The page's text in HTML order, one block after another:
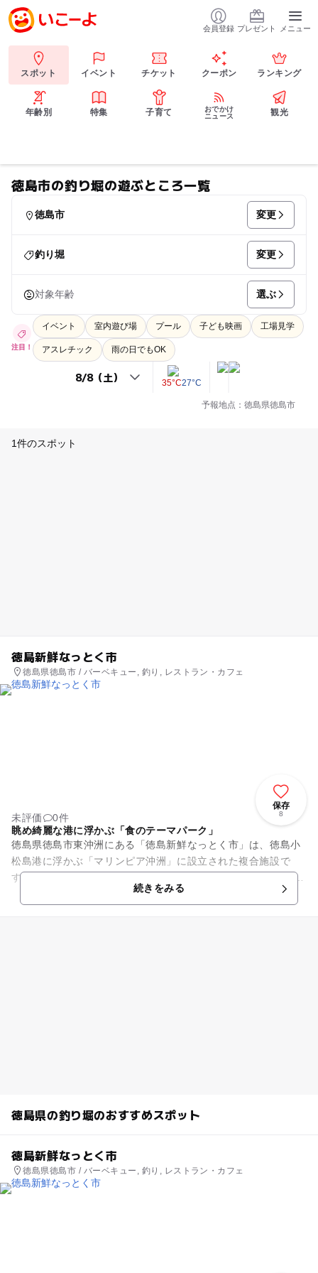
会員登録 プレゼント メニュー
スポット イベント チケット クーポン ランキング
年齢別 特集 子育て
おでかけ
ニュース
観光
徳島市の釣り堀の遊ぶところ一覧
徳島市 変更
釣り堀 変更
対象年齢 選ぶ
注目！
イベント 室内遊び場 プール 子ども映画 工場見学
アスレチック 雨の日でもOK
35°C27°C
予報地点：徳島県徳島市
1件のスポット
徳島新鮮なっとく市
徳島県徳島市 / バーベキュー, 釣り, レストラン・カフェ
保存
8
未評価
0件
眺め綺麗な港に浮かぶ「食のテーマパーク」
徳島県徳島市東沖洲にある「徳島新鮮なっとく市」は、徳島小
松島港に浮かぶ「マリンピア沖洲」に設立された複合施設で
す。 徳島の食材を沢山堪能する事の出来るレストラン、阿波の
続きをみる
徳島県の釣り堀のおすすめスポット
徳島新鮮なっとく市
徳島県徳島市 / バーベキュー, 釣り, レストラン・カフェ